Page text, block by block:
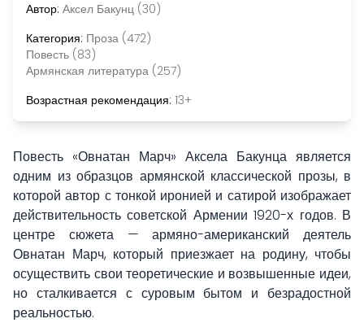
Автор: Аксел Бакунц (30)
Категория: Проза (472)
Повесть (83)
Армянская литература (257)
Возрастная рекомендация: 13+
Повесть «Овнатан Марч» Аксела Бакунца является
одним из образцов армянской классической прозы, в
которой автор с тонкой иронией и сатирой изображает
действительность советской Армении 1920-х годов. В
центре сюжета — армяно-американский деятель
Овнатан Марч, который приезжает на родину, чтобы
осуществить свои теоретические и возвышенные идеи,
но сталкивается с суровым бытом и безрадостной
реальностью.